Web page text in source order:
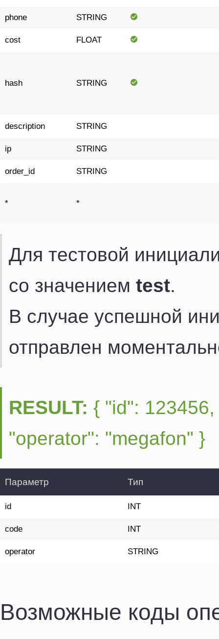
phone STRING
cost FLOAT
hash STRING
description STRING
ip STRING
order_id STRING
* *
Для тестовой
со значением test.
В случае успешной
отправлен
RESULT: { "id":
"operator": "megafon" }
Параметр Тип
id INT
code INT
operator STRING
Возможные коды